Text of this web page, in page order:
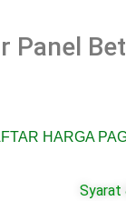
Panel
Syarat